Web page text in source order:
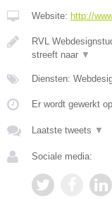
Website: http://
RVL
streeft naar ▼
Diensten:
Er wordt gewerkt
Laatste tweets ▼
Sociale media: